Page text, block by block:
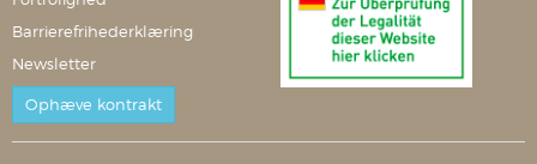
Barrierefrihederklæring
Newsletter
Ophæve kontrakt